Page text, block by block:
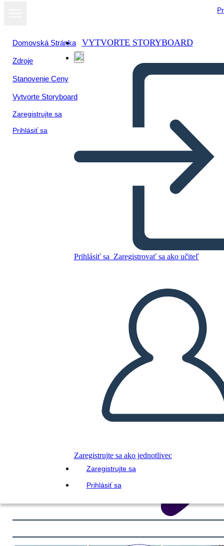
Domovská Stránka
Zdroje
Stanovenie Ceny
Vytvorte Storyboard
Zaregistrujte sa
Prihlásiť sa
VYTVORTE STORYBOARD
Prihlásiť sa Zaregistrovať sa ako učiteľ
Zaregistrujte sa ako jednotlivec
Zaregistrujte sa
Prihlásiť sa
Skopírujte tento Storyboard
PREHRAŤ PREZENTÁCIU
ČÍTAJ MI
Zobraziť ako
prezentáciu